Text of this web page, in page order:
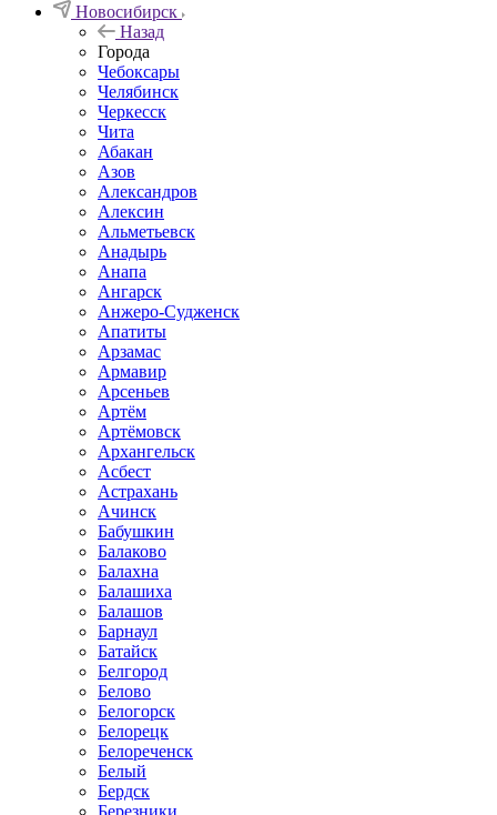
Новосибирск
Назад
Города
Чебоксары
Челябинск
Черкесск
Чита
Абакан
Азов
Александров
Алексин
Альметьевск
Анадырь
Анапа
Ангарск
Анжеро-Судженск
Апатиты
Арзамас
Армавир
Арсеньев
Артём
Артёмовск
Архангельск
Асбест
Астрахань
Ачинск
Бабушкин
Балаково
Балахна
Балашиха
Балашов
Барнаул
Батайск
Белгород
Белово
Белогорск
Белорецк
Белореченск
Белый
Бердск
Березники